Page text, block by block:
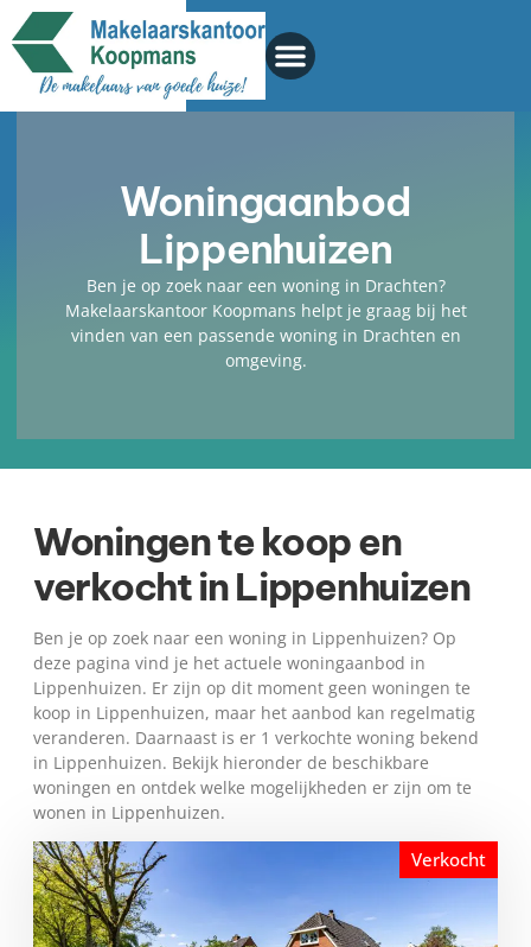
Woningaanbod
Lippenhuizen
Ben je op zoek naar een woning in Drachten?
Makelaarskantoor Koopmans helpt je graag bij het
vinden van een passende woning in Drachten en
omgeving.
Woningen te koop en
verkocht in Lippenhuizen
Ben je op zoek naar een woning in Lippenhuizen? Op
deze pagina vind je het actuele woningaanbod in
Lippenhuizen. Er zijn op dit moment geen woningen te
koop in Lippenhuizen, maar het aanbod kan regelmatig
veranderen. Daarnaast is er 1 verkochte woning bekend
in Lippenhuizen. Bekijk hieronder de beschikbare
woningen en ontdek welke mogelijkheden er zijn om te
wonen in Lippenhuizen.
Verkocht